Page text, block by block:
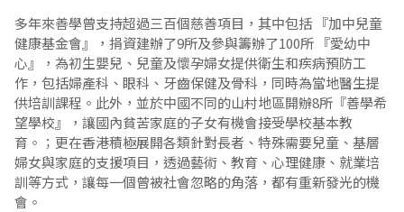
多年來善學曾支持超過三百個慈善項目，其中包括 『加中兒童
健康基金會』，捐資建辦了9所及參與籌辦了100所 『愛幼中
心』，為初生嬰兒、兒童及懷孕婦女提供衛生和疾病預防工
作，包括婦產科、眼科、牙齒保健及骨科，同時為當地醫生提
供培訓課程。此外，並於中國不同的山村地區開辦8所『善學希
望學校』，讓國內貧苦家庭的子女有機會接受學校基本教
育。；更在香港積極展開各類針對長者、特殊需要兒童、基層
婦女與家庭的支援項目，透過藝術、教育、心理健康、就業培
訓等方式，讓每一個曾被社會忽略的角落，都有重新發光的機
會。